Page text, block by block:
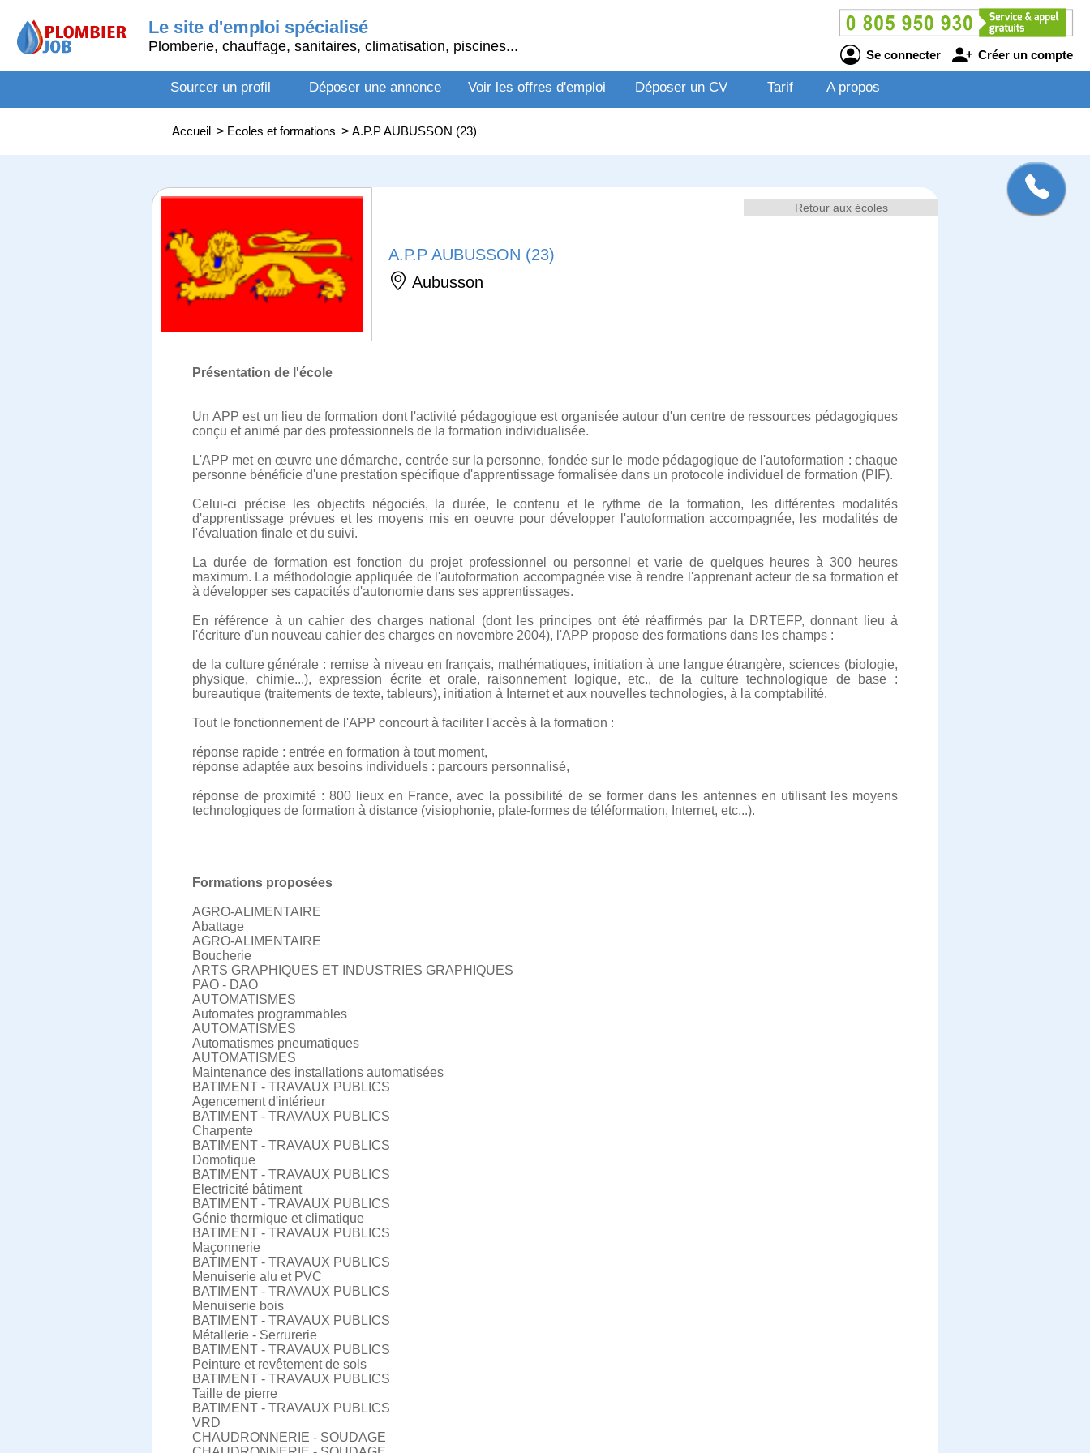
Le site d'emploi spécialisé
Plomberie, chauffage, sanitaires, climatisation, piscines...
Se connecter Créer un compte
Sourcer un profil Déposer une annonce Voir les offres d'emploi Déposer un CV Tarif A propos
Accueil > Ecoles et formations > A.P.P AUBUSSON (23)
Retour aux écoles
A.P.P AUBUSSON (23)
Aubusson
Présentation de l'école
Un APP est un lieu de formation dont l'activité pédagogique est organisée autour d'un centre de ressources pédagogiques
conçu et animé par des professionnels de la formation individualisée.
L'APP met en œuvre une démarche, centrée sur la personne, fondée sur le mode pédagogique de l'autoformation : chaque
personne bénéficie d'une prestation spécifique d'apprentissage formalisée dans un protocole individuel de formation (PIF).
Celui-ci précise les objectifs négociés, la durée, le contenu et le rythme de la formation, les différentes modalités
d'apprentissage prévues et les moyens mis en oeuvre pour développer l'autoformation accompagnée, les modalités de
l'évaluation finale et du suivi.
La durée de formation est fonction du projet professionnel ou personnel et varie de quelques heures à 300 heures
maximum. La méthodologie appliquée de l'autoformation accompagnée vise à rendre l'apprenant acteur de sa formation et
à développer ses capacités d'autonomie dans ses apprentissages.
En référence à un cahier des charges national (dont les principes ont été réaffirmés par la DRTEFP, donnant lieu à
l'écriture d'un nouveau cahier des charges en novembre 2004), l'APP propose des formations dans les champs :
de la culture générale : remise à niveau en français, mathématiques, initiation à une langue étrangère, sciences (biologie,
physique, chimie...), expression écrite et orale, raisonnement logique, etc., de la culture technologique de base :
bureautique (traitements de texte, tableurs), initiation à Internet et aux nouvelles technologies, à la comptabilité.
Tout le fonctionnement de l'APP concourt à faciliter l'accès à la formation :
réponse rapide : entrée en formation à tout moment,
réponse adaptée aux besoins individuels : parcours personnalisé,
réponse de proximité : 800 lieux en France, avec la possibilité de se former dans les antennes en utilisant les moyens
technologiques de formation à distance (visiophonie, plate-formes de téléformation, Internet, etc...).
Formations proposées
AGRO-ALIMENTAIRE
Abattage
AGRO-ALIMENTAIRE
Boucherie
ARTS GRAPHIQUES ET INDUSTRIES GRAPHIQUES
PAO - DAO
AUTOMATISMES
Automates programmables
AUTOMATISMES
Automatismes pneumatiques
AUTOMATISMES
Maintenance des installations automatisées
BATIMENT - TRAVAUX PUBLICS
Agencement d'intérieur
BATIMENT - TRAVAUX PUBLICS
Charpente
BATIMENT - TRAVAUX PUBLICS
Domotique
BATIMENT - TRAVAUX PUBLICS
Electricité bâtiment
BATIMENT - TRAVAUX PUBLICS
Génie thermique et climatique
BATIMENT - TRAVAUX PUBLICS
Maçonnerie
BATIMENT - TRAVAUX PUBLICS
Menuiserie alu et PVC
BATIMENT - TRAVAUX PUBLICS
Menuiserie bois
BATIMENT - TRAVAUX PUBLICS
Métallerie - Serrurerie
BATIMENT - TRAVAUX PUBLICS
Peinture et revêtement de sols
BATIMENT - TRAVAUX PUBLICS
Taille de pierre
BATIMENT - TRAVAUX PUBLICS
VRD
CHAUDRONNERIE - SOUDAGE